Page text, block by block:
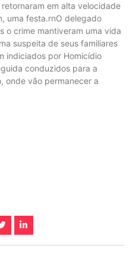
em alta velocidade
uma festa.rnO delegado
o crime mantiveram uma vida
suspeita de seus familiares
indiciados por Homicídio
conduzidos para a
onde vão permanecer a